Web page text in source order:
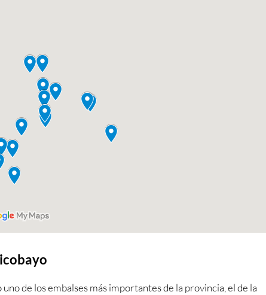
de los embalses más importantes de la provincia, el de la